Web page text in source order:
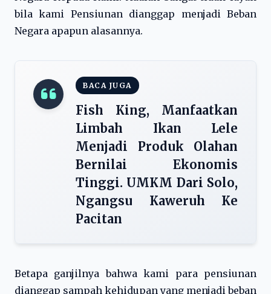
bila kami Pensiunan dianggap menjadi Beban
Negara apapun alasannya.
BACA JUGA
Fish King, Manfaatkan
Limbah Ikan Lele
Menjadi Produk Olahan
Bernilai Ekonomis
Tinggi. UMKM Dari Solo,
Ngangsu Kaweruh Ke
Pacitan
Betapa ganjilnya bahwa kami para pensiunan
dianggap sampah kehidupan yang menjadi beban